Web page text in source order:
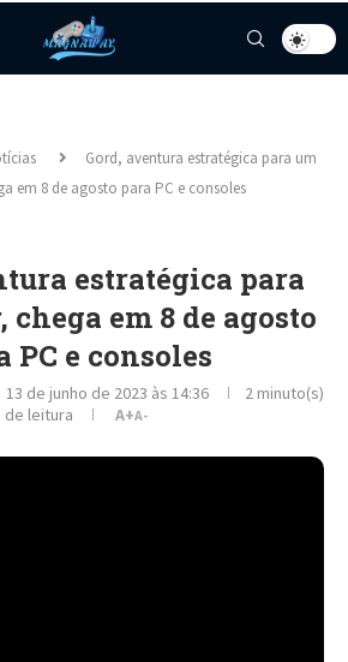
Gord, aventura estratégica para um
em 8 de agosto para PC e consoles
estratégica para
chega em 8 de agosto
PC e consoles
13 de junho de 2023 às 14:36
2 minuto(s)
de leitura
A+A-